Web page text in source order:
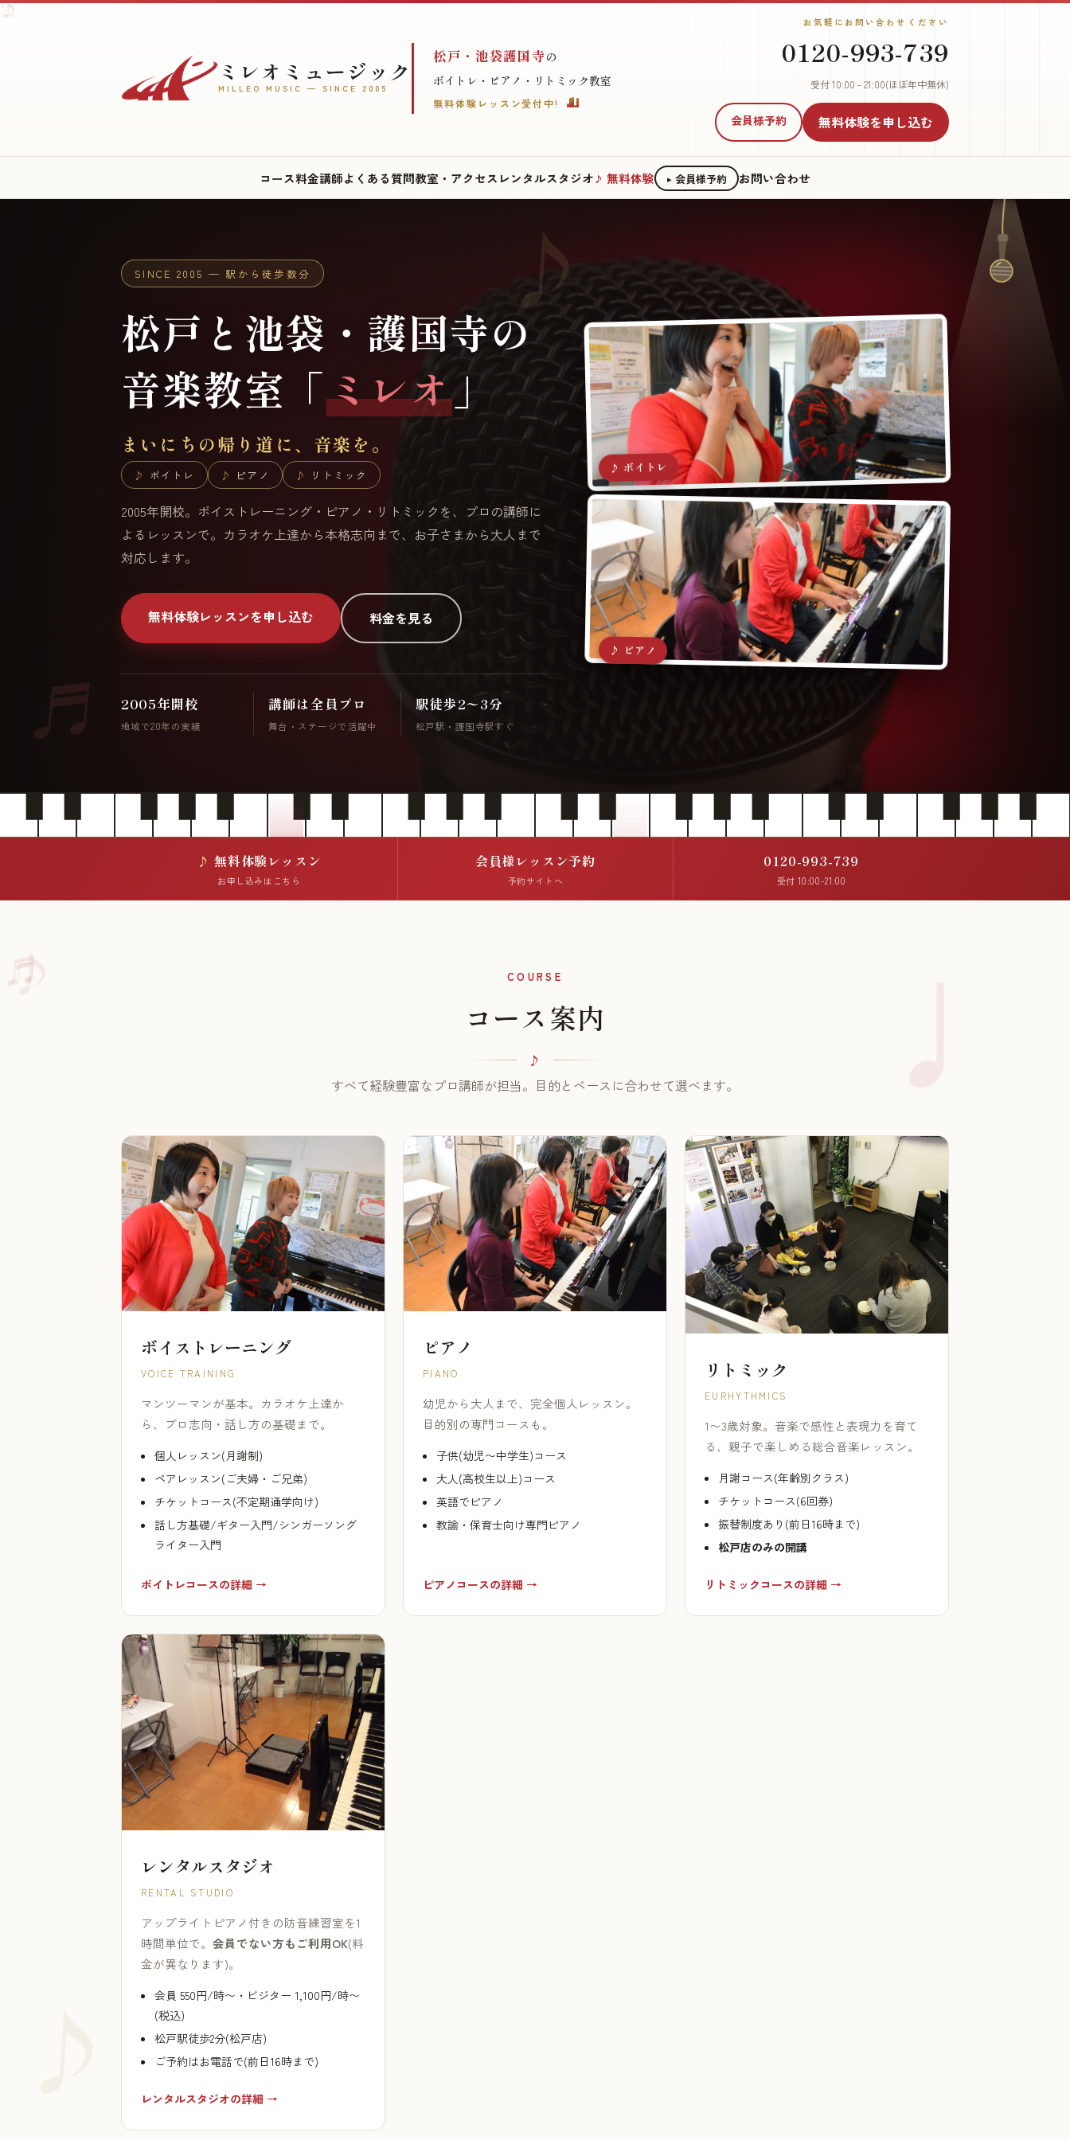
♩
ミレオミュージック
MILLEO MUSIC — SINCE 2005
松戸・池袋護国寺の
ボイトレ・ピアノ・リトミック教室
無料体験レッスン受付中!
お気軽にお問い合わせください
0120-993-739
受付 10:00 - 21:00(ほぼ年中無休)
会員様予約 無料体験を申し込む
コース料金講師よくある質問教室・アクセス レンタルスタジオ 無料体験 会員様予約 お問い合わせ
♪
♪
SINCE 2005 — 駅から徒歩数分
松戸と池袋・護国寺の
音楽教室「ミレオ 」
まいにちの帰り道に、音楽を。
ボイトレ ピアノ リトミック
2005年開校。ボイストレーニング・ピアノ・リトミックを、プロの講師に
よるレッスンで。カラオケ上達から本格志向まで、お子さまから大人まで
対応します。
無料体験レッスンを申し込む 料金を見る
2005年開校
地域で20年の実績
講師は全員プロ
舞台・ステージで活躍中
駅徒歩2〜3分
松戸駅・護国寺駅すぐ
♪ ボイトレ
♪ ピアノ
無料体験レッスン
お申し込みはこちら
会員様レッスン予約
予約サイトへ
0120-993-739
受付 10:00-21:00
♬
♪ COURSE
コース案内
すべて経験豊富なプロ講師が担当。目的とペースに合わせて選べます。
ボイストレーニング
VOICE TRAINING
マンツーマンが基本。カラオケ上達か
ら、プロ志向・話し方の基礎まで。
個人レッスン(月謝制)
ペアレッスン(ご夫婦・ご兄弟)
チケットコース(不定期通学向け)
話し方基礎/ギター入門/シンガーソング
ライター入門
ボイトレコースの詳細 →
ピアノ
PIANO
幼児から大人まで、完全個人レッスン。
目的別の専門コースも。
子供(幼児〜中学生)コース
大人(高校生以上)コース
英語でピアノ
教諭・保育士向け専門ピアノ
ピアノコースの詳細 →
リトミック
EURHYTHMICS
1〜3歳対象。音楽で感性と表現力を育て
る、親子で楽しめる総合音楽レッスン。
月謝コース(年齢別クラス)
チケットコース(6回券)
振替制度あり(前日16時まで)
松戸店のみの開講
リトミックコースの詳細 →
レンタルスタジオ
RENTAL STUDIO
アップライトピアノ付きの防音練習室を1
時間単位で。 会員でない方もご利用OK(料
金が異なります)。
会員 550円/時〜・ビジター 1,100円/時〜
(税込)
松戸駅徒歩2分(松戸店)
ご予約はお電話で(前日16時まで)
レンタルスタジオの詳細 →